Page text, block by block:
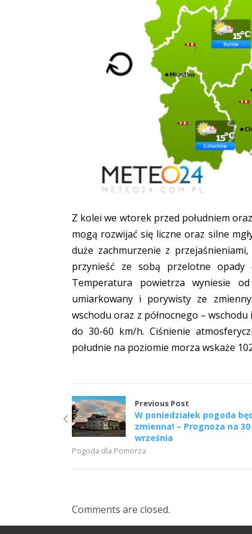
Z kolei we wtorek przed południem
mogą rozwijać się liczne oraz silne
duże zachmurzenie z
przynieść ze sobą przelotne opady
Temperatura powietrza wyniesie
umiarkowany i porywisty ze
wschodu oraz z północnego –
do 30-60 km/h. Ciśnienie
południe na poziomie morza wskaże
Previous Post
W poniedziałek pogoda
zmienna! – Prognoza na 30
września
Pogoda dla Pomorza
Comments are closed.